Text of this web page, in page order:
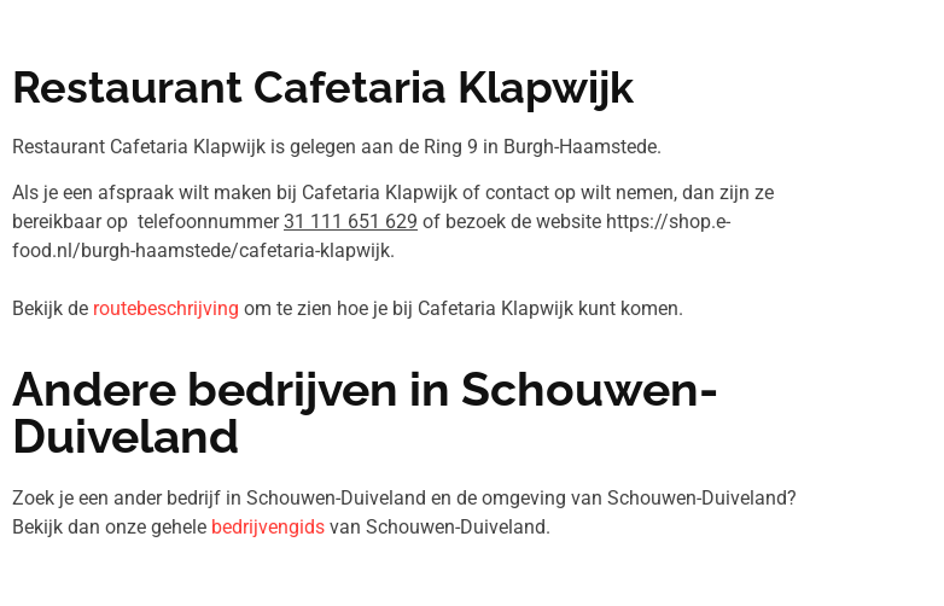
Restaurant Cafetaria Klapwijk
Restaurant Cafetaria Klapwijk is gelegen aan de Ring 9 in Burgh-Haamstede.
Als je een afspraak wilt maken bij Cafetaria Klapwijk of contact op wilt nemen, dan zijn ze
bereikbaar op telefoonnummer31 111 651 629 of bezoek de website https://shop.e-
food.nl/burgh-haamstede/cafetaria-klapwijk.
Bekijk de routebeschrijving om te zien hoe je bij Cafetaria Klapwijk kunt komen.
Andere bedrijven in Schouwen-
Duiveland
Zoek je een ander bedrijf in Schouwen-Duiveland en de omgeving van Schouwen-Duiveland?
Bekijk dan onze gehele bedrijvengids van Schouwen-Duiveland.